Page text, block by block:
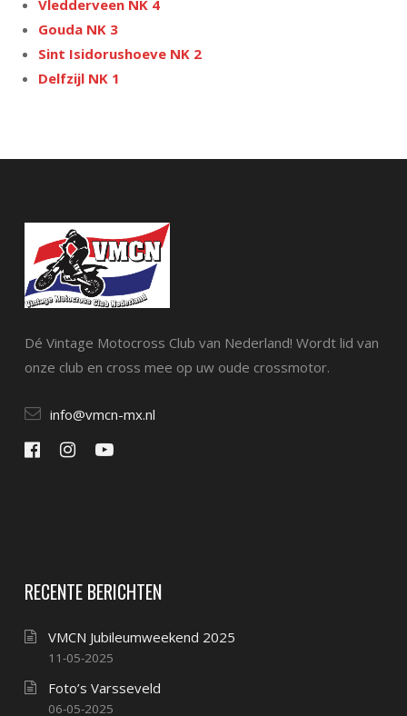
Vledderveen NK 4
Gouda NK 3
Sint Isidorushoeve NK 2
Delfzijl NK 1
Dé Vintage Motocross Club van Nederland! Wordt lid van
onze club en cross mee op uw oude crossmotor.
info@vmcn-mx.nl
RECENTE BERICHTEN
VMCN Jubileumweekend 2025
11-05-2025
Foto’s Varsseveld
06-05-2025